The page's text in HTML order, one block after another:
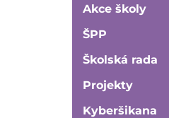
Akce školy
ŠPP
Školská rada
Projekty
Kyberšikana